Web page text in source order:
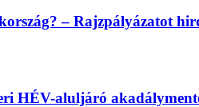
– Rajzpályázatot
HÉV-aluljáró